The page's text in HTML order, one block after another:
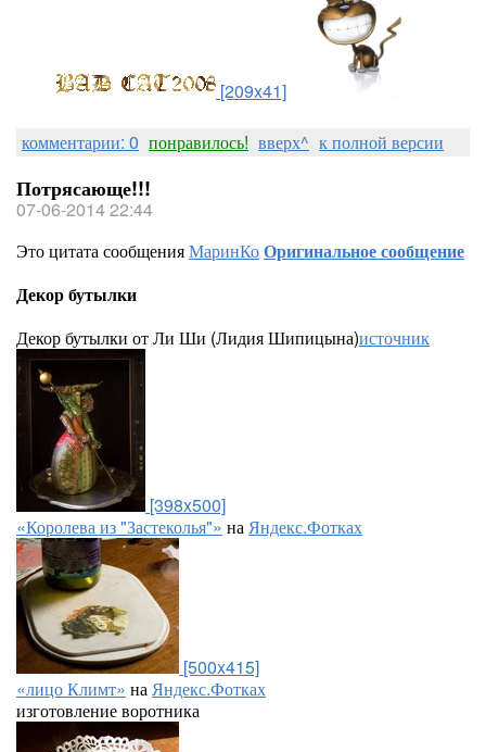
[209x41]
комментарии: 0 понравилось! вверх^ к полной версии
Потрясающе!!!
07-06-2014 22:44
Это цитата сообщенияМаринКоОригинальное сообщение
Декор бутылки
Декор бутылки от Ли Ши (Лидия Шипицына)источник
[398x500]
«Королева из "Застеколья"» наЯндекс.Фотках
[500x415]
«лицо Климт» наЯндекс.Фотках
изготовление воротника